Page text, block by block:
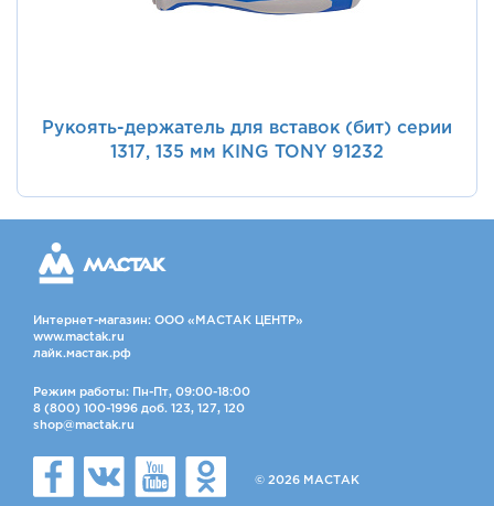
Рукоять-держатель для вставок (бит) серии
1317, 135 мм KING TONY 91232
Интернет-магазин: ООО «МАСТАК ЦЕНТР»
www.mactak.ru
лайк.мастак.рф
Режим работы: Пн-Пт, 09:00-18:00
8 (800) 100-1996 доб. 123, 127, 120
shop@mactak.ru
© 2026 МАСТАК